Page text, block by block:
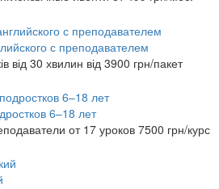
с преподавателем
від 30 хвилин від 3900 грн/пакет
6–18 лет
от 17 уроков 7500 грн/курс